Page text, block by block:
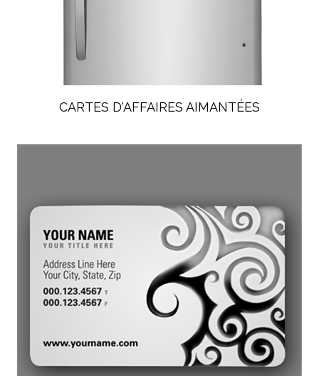
CARTES D'AFFAIRES AIMANTÉES